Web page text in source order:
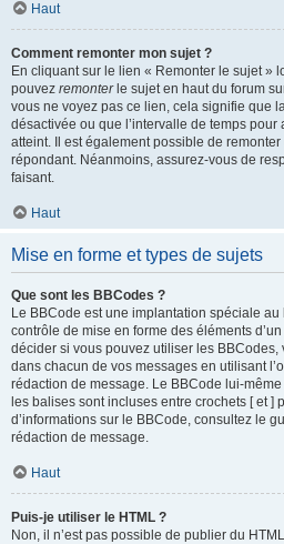
Haut
Comment remonter mon sujet ?
En cliquant sur le lien « Remonter le sujet »
pouvez remonterle sujet en haut du forum
vous ne voyez pas ce lien, cela signifie que
désactivée ou que l’intervalle de temps pour
atteint. Il est également possible de
répondant. Néanmoins, assurez-vous de
faisant.
Haut
Mise en forme et types de sujets
Que sont les BBCodes ?
Le BBCode est une implantation spéciale
contrôle de mise en forme des éléments
décider si vous pouvez utiliser les
dans chacun de vos messages en utilisant
rédaction de message. Le BBCode lui-
les balises sont incluses entre crochets [ et ]
d’informations sur le BBCode, consultez le
rédaction de message.
Haut
Puis-je utiliser le HTML ?
Non, il n’est pas possible de publier du